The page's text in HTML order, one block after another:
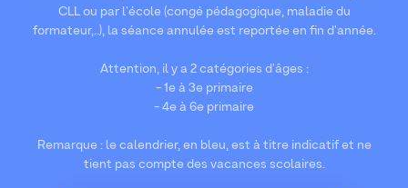
CLL ou par l'école (congé pédagogique, maladie du
formateur,..), la séance annulée est reportée en fin d'année.
Attention, il y a 2 catégories d'âges :
- 1e à 3e primaire
- 4e à 6e primaire
Remarque : le calendrier, en bleu, est à titre indicatif et ne
tient pas compte des vacances scolaires.